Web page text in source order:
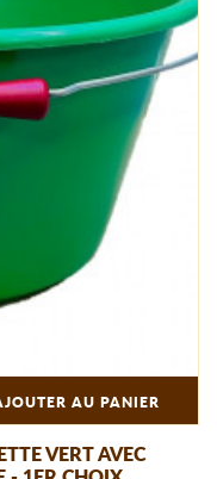
AU PANIER
VERT AVEC